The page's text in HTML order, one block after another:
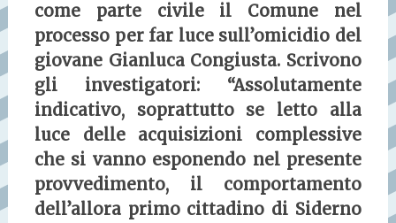
come parte civile il Comune nel
processo per far luce sull’omicidio del
giovane Gianluca Congiusta. Scrivono
gli investigatori: “Assolutamente
indicativo, soprattutto se letto alla
luce delle acquisizioni complessive
che si vanno esponendo nel presente
provvedimento, il comportamento
dell’allora primo cittadino di Siderno